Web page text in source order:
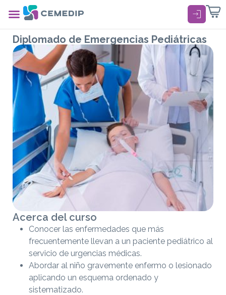
login
Diplomado de Emergencias Pediátricas
Acerca del curso
Conocer las enfermedades que más
frecuentemente llevan a un paciente pediátrico al
servicio de urgencias médicas.
Abordar al niño gravemente enfermo o lesionado
aplicando un esquema ordenado y
sistematizado.